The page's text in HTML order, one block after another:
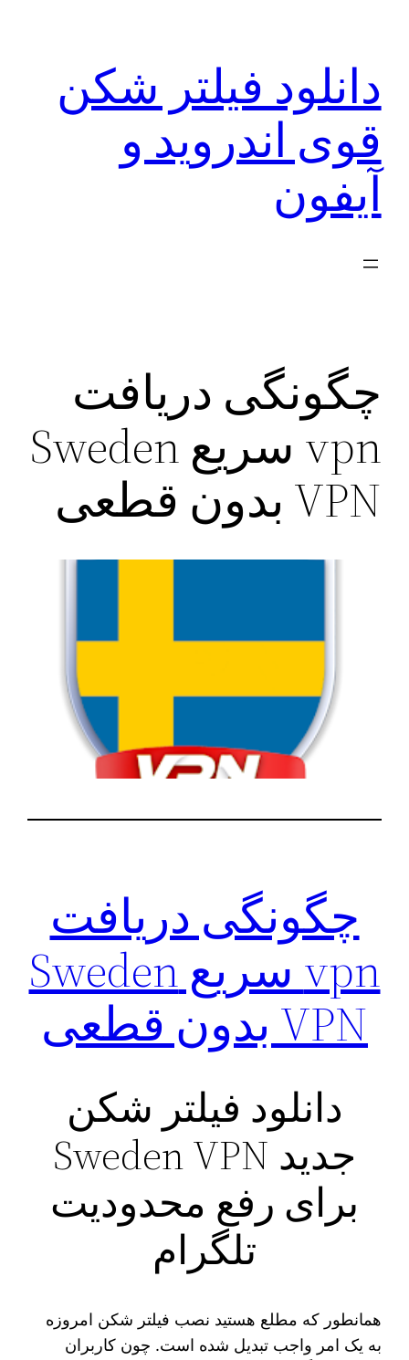
دانلود فیلتر شکن
قوی اندروید و
آیفون
چگونگی دریافت
vpn سریع ‌Sweden
VPN بدون قطعی
چگونگی دریافت
vpn سریع ‌Sweden
VPN بدون قطعی
دانلود فیلتر شکن
جدید Sweden VPN
برای رفع محدودیت
تلگرام
همانطور که مطلع هستید نصب فیلتر شکن امروزه
به یک امر واجب تبدیل شده است. چون کاربران